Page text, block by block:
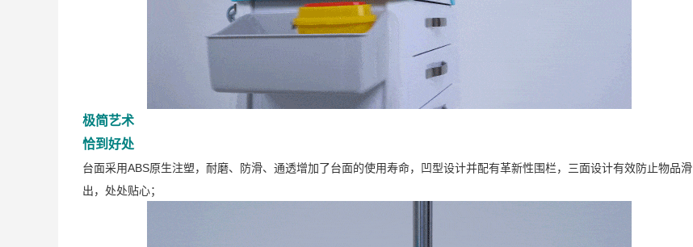
极简艺术
恰到好处
台面采用ABS原生注塑，耐磨、防滑、通透增加了台面的使用寿命，凹型设计并配有革新性围栏，三面设计有效防止物品滑
出，处处贴心；